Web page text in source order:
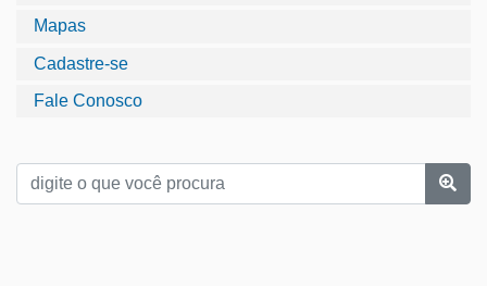
Mapas
Cadastre-se
Fale Conosco